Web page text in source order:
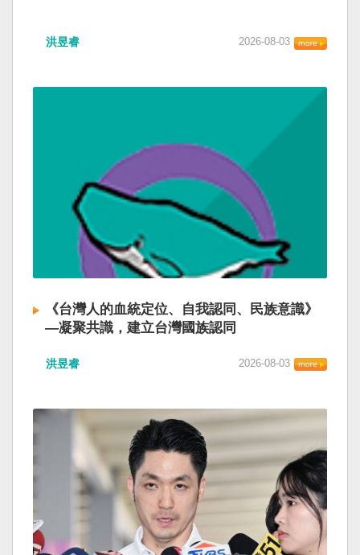
洪昱睿 2026-08-03
《台灣人的血統定位、自我認同、民族意識》
—凝聚共識，建立台灣國族認同
洪昱睿 2026-08-03